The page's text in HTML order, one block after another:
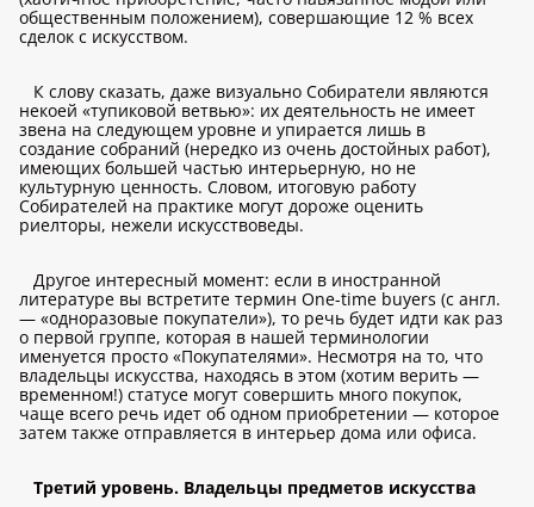
общественным положением), совершающие 12 % всех
сделок с искусством.
К слову сказать, даже визуально Собиратели являются
некоей «тупиковой ветвью»: их деятельность не имеет
звена на следующем уровне и упирается лишь в
создание собраний (нередко из очень достойных работ),
имеющих большей частью интерьерную, но не
культурную ценность. Словом, итоговую работу
Собирателей на практике могут дороже оценить
риелторы, нежели искусствоведы.
Другое интересный момент: если в иностранной
литературе вы встретите термин One-time buyers (с англ.
— «одноразовые покупатели»), то речь будет идти как раз
о первой группе, которая в нашей терминологии
именуется просто «Покупателями». Несмотря на то, что
владельцы искусства, находясь в этом (хотим верить —
временном!) статусе могут совершить много покупок,
чаще всего речь идет об одном приобретении — которое
затем также отправляется в интерьер дома или офиса.
Третий уровень. Владельцы предметов искусства